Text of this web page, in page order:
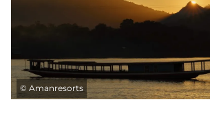
© Amanresorts